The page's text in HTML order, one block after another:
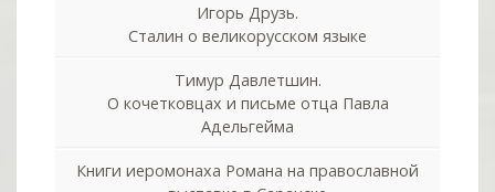
Игорь Друзь.
Сталин о великорусском языке
Тимур Давлетшин.
О кочетковцах и письме отца Павла
Адельгейма
Книги иеромонаха Романа на православной